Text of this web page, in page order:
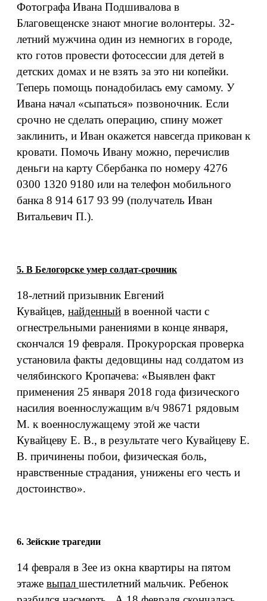
Фотографа Ивана Подшивалова в
Благовещенске знают многие волонтеры. 32-
летний мужчина один из немногих в городе,
кто готов провести фотосессии для детей в
детских домах и не взять за это ни копейки.
Теперь помощь понадобилась ему самому. У
Ивана начал «сыпаться» позвоночник. Если
срочно не сделать операцию, спину может
заклинить, и Иван окажется навсегда прикован к
кровати. Помочь Ивану можно, перечислив
деньги на карту Сбербанка по номеру 4276
0300 1320 9180 или на телефон мобильного
банка 8 914 617 93 99 (получатель Иван
Витальевич П.).
5. В Белогорске умер солдат-срочник
18-летний призывник Евгений
Кувайцев, найденный в военной части с
огнестрельными ранениями в конце января,
скончался 19 февраля. Прокурорская проверка
установила факты дедовщины над солдатом из
челябинского Кропачева: «Выявлен факт
применения 25 января 2018 года физического
насилия военнослужащим в/ч 98671 рядовым
М. к военнослужащему этой же части
Кувайцеву Е. В., в результате чего Кувайцеву Е.
В. причинены побои, физическая боль,
нравственные страдания, унижены его честь и
достоинство».
6. Зейские трагедии
14 февраля в Зее из окна квартиры на пятом
этаже выпал шестилетний мальчик. Ребенок